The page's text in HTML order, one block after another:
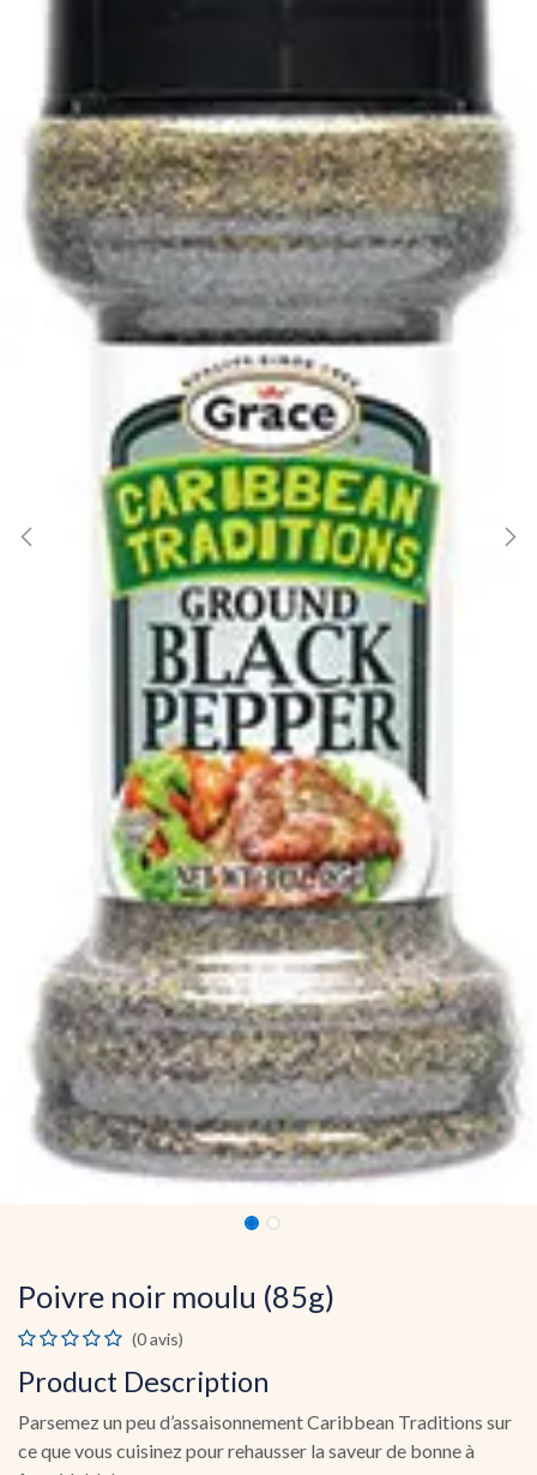
Poivre noir moulu (85g)
(0 avis)
Product Description
Parsemez un peu d’assaisonnement Caribbean Traditions sur
ce que vous cuisinez pour rehausser la saveur de bonne à